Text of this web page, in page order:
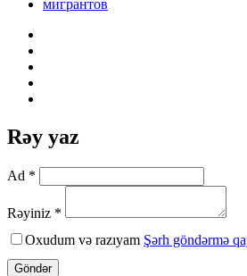
мигрантов
Rəy yaz
Ad *
Rəyiniz *
Oxudum və razıyam Şərh göndərmə
Göndər